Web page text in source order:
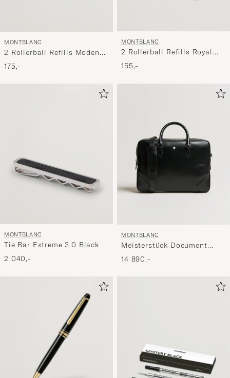
MONTBLANC
2 Rollerball Refills Modena
Red
175,-
MONTBLANC
2 Rollerball Refills Royal
Blue
155,-
MONTBLANC
Tie Bar Extreme 3.0 Black
2 040,-
MONTBLANC
Meisterstück Document
Case Black
14 890,-